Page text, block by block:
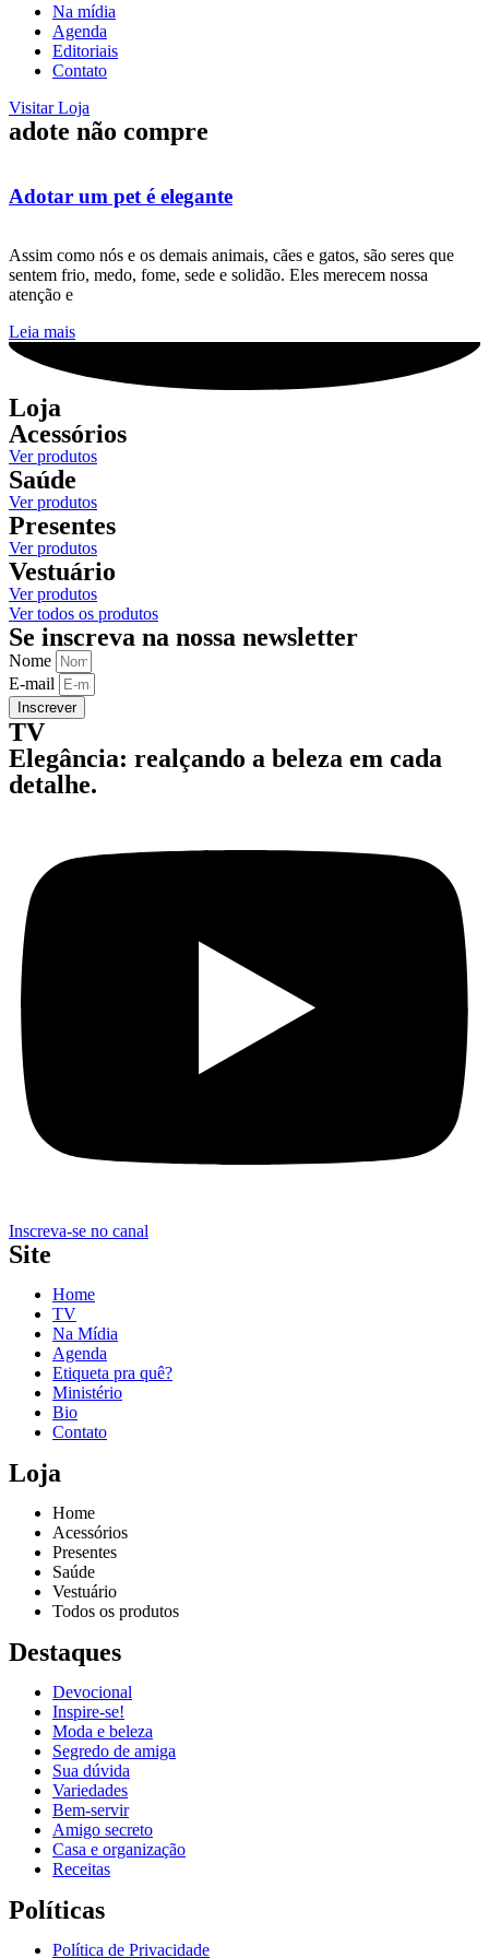
Na mídia
Agenda
Editoriais
Contato
Visitar Loja
adote não compre
Adotar um pet é elegante
Assim como nós e os demais animais, cães e gatos, são seres que
sentem frio, medo, fome, sede e solidão. Eles merecem nossa
atenção e
Leia mais
Loja
Acessórios
Ver produtos
Saúde
Ver produtos
Presentes
Ver produtos
Vestuário
Ver produtos
Ver todos os produtos
Se inscreva na nossa newsletter
Nome
E-mail
Inscrever
TV
Elegância: realçando a beleza em cada
detalhe.
Inscreva-se no canal
Site
Home
TV
Na Mídia
Agenda
Etiqueta pra quê?
Ministério
Bio
Contato
Loja
Home
Acessórios
Presentes
Saúde
Vestuário
Todos os produtos
Destaques
Devocional
Inspire-se!
Moda e beleza
Segredo de amiga
Sua dúvida
Variedades
Bem-servir
Amigo secreto
Casa e organização
Receitas
Políticas
Política de Privacidade